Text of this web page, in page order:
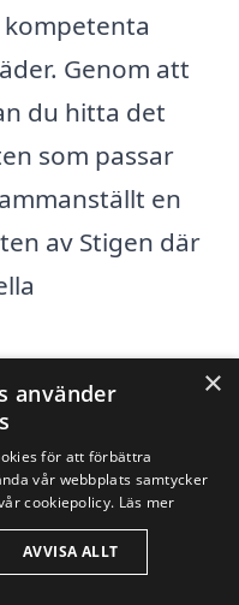
Genom att
du hitta det
som passar
en
av Stigen där
×
använder
för att förbättra
vår webbplats samtycker
cookiepolicy. Läs mer
AVVISA ALLT